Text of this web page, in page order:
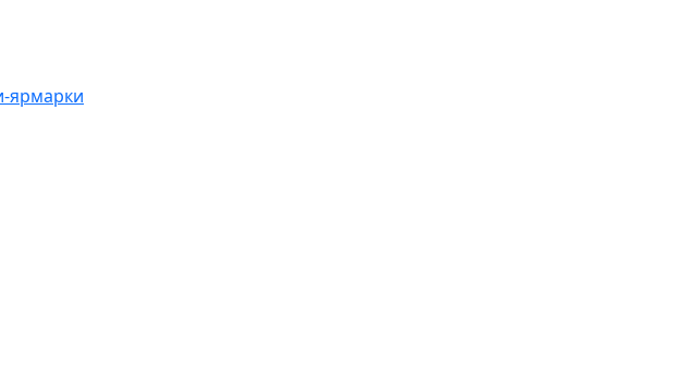
ярмарки